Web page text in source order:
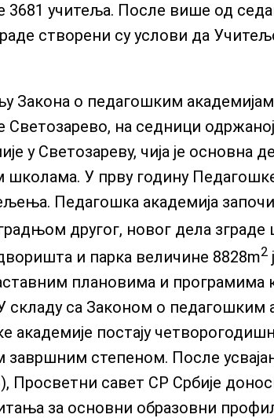
3681 учитеља. После више од
створени су услови да
Закона о педагошким
на седници
у Светозареву, чија је основна
У прву годину
Педагошка академија
другог, новог дела зграде
и парка величине 8828m2
плановима и програмима
У складу са Законом о
академије постају
степеном. После
Просветни савет СР Србије
за основни образовни